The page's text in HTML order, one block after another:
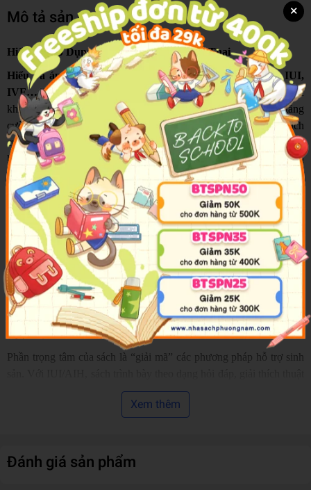
Mô tả sản phẩm
Hiểu Và Áp Dụng Các Phương Pháp Thụ Thai
Hiểu và áp dụng các phương pháp thụ thai: Tự nhiên, IUI,
IVF…dẫn dắt người đọc bắt đầu từ nền tảng: chuẩn bị cơ thể trước
khi mang thai bằng những điều chỉnh lối sống hằng ngày như tăng
cường trao đổi chất, chăm sóc giấc ngủ, xây dựng thói quen tích
cực để cơ thể khỏe hơn. Một phần quan trọng khác là dinh dưỡng:
khuyến nghị ưu tiên bữa sáng có protein, nấu ăn tại nhà để giữ giá
trị dinh dưỡng, và rà soát chế độ ăn để bổ sung vi chất phù hợp cho
mục tiêu chuẩn bị mang thai. Sách cũng có các gợi ý thực đơn theo
nhóm mục tiêu, bao gồm nhóm cải thiện sức khỏe tinh trùng cho
nam giới.
Ở phần chuẩn bị y khoa, sách khuyến khích cả hai vợ chồng cùng
khám sức khỏe tiền thai kỳ, tìm hiểu tình trạng tử cung - buồng
trứng và xét nghiệm tinh dịch đồ để sớm phát hiện yếu tố ảnh
hưởng khả năng sinh sản; kèm bảng kiểm các thói quen quan trọng
(duy trì cân nặng hợp lý, không hút thuốc, dinh dưỡng cân đối, tập
luyện…).
Phần trọng tâm của sách là “giải mã” các phương pháp hỗ trợ sinh
ngữ và mô tả trải nghiệm thủ thuật, đồng thời nêu các tỷ lệ mang
thai tham khảo theo tình huống và độ tuổi. Với IVF, sách đi theo
(dài, ngắn, antagonist, kích thích nhẹ, theo chu kỳ tự nhiên…).
Sách cũng giới thiệu ICSI/IMSI và một số nội dung hỏi đáp liên
Xem thêm
Đánh giá sản phẩm
×